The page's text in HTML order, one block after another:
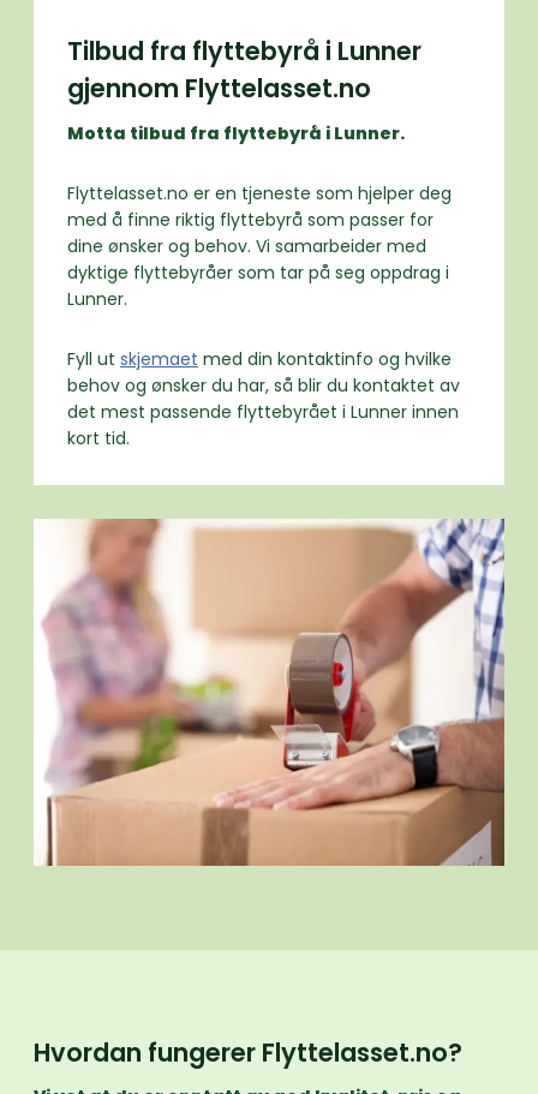
Tilbud fra flyttebyrå i Lunner
gjennom Flyttelasset.no
Motta tilbud fra flyttebyrå i Lunner.
Flyttelasset.no er en tjeneste som hjelper deg
med å finne riktig flyttebyrå som passer for
dine ønsker og behov. Vi samarbeider med
dyktige flyttebyråer som tar på seg oppdrag i
Lunner.
Fyll ut skjemaet med din kontaktinfo og hvilke
behov og ønsker du har, så blir du kontaktet av
det mest passende flyttebyrået i Lunner innen
kort tid.
Hvordan fungerer Flyttelasset.no?